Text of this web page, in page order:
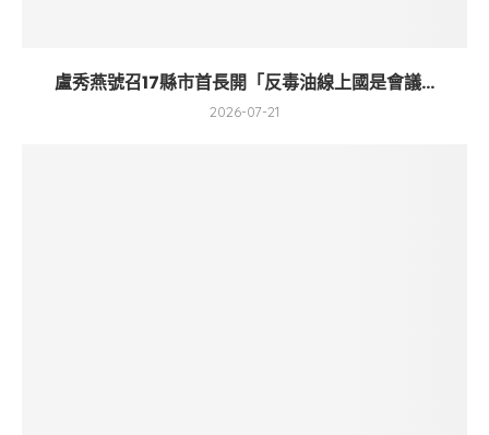
盧秀燕號召17縣市首長開「反毒油線上國是會議...
2026-07-21